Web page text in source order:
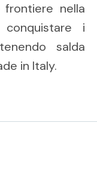
frontiere nella
i
salda
in Italy.